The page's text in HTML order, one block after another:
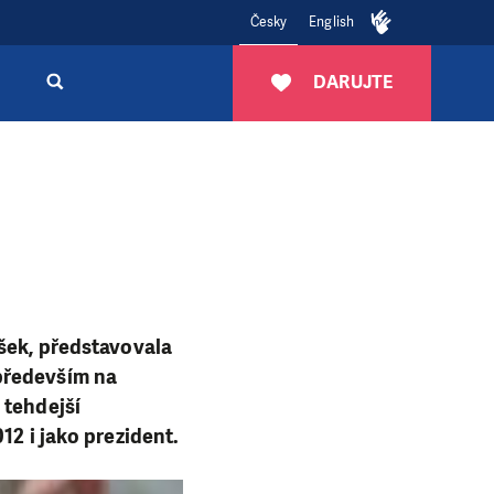
Česky English
DARUJTE
představovala
na
tehdejší
i jako prezident.